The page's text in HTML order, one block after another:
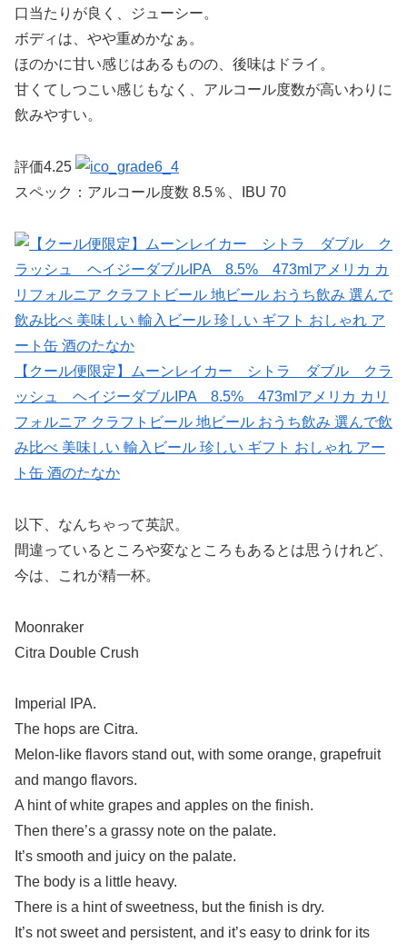
口当たりが良く、ジューシー。
ボディは、やや重めかなぁ。
ほのかに甘い感じはあるものの、後味はドライ。
甘くてしつこい感じもなく、アルコール度数が高いわりに
飲みやすい。
評価4.25
スペック：アルコール度数 8.5％、IBU 70
【クール便限定】ムーンレイカー シトラ ダブル クラ
ッシュ ヘイジーダブルIPA 8.5% 473mlアメリカ カリ
フォルニア クラフトビール 地ビール おうち飲み 選んで飲
み比べ 美味しい 輸入ビール 珍しい ギフト おしゃれ アー
ト缶 酒のたなか
以下、なんちゃって英訳。
間違っているところや変なところもあるとは思うけれど、
今は、これが精一杯。
Moonraker
Citra Double Crush
Imperial IPA.
The hops are Citra.
Melon-like flavors stand out, with some orange, grapefruit
and mango flavors.
A hint of white grapes and apples on the finish.
Then there’s a grassy note on the palate.
It’s smooth and juicy on the palate.
The body is a little heavy.
There is a hint of sweetness, but the finish is dry.
It’s not sweet and persistent, and it’s easy to drink for its